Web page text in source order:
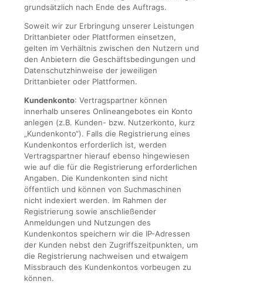
grundsätzlich nach Ende des Auftrags.
Soweit wir zur Erbringung unserer Leistungen
Drittanbieter oder Plattformen einsetzen,
gelten im Verhältnis zwischen den Nutzern und
den Anbietern die Geschäftsbedingungen und
Datenschutzhinweise der jeweiligen
Drittanbieter oder Plattformen.
Kundenkonto: Vertragspartner können
innerhalb unseres Onlineangebotes ein Konto
anlegen (z.B. Kunden- bzw. Nutzerkonto, kurz
„Kundenkonto“). Falls die Registrierung eines
Kundenkontos erforderlich ist, werden
Vertragspartner hierauf ebenso hingewiesen
wie auf die für die Registrierung erforderlichen
Angaben. Die Kundenkonten sind nicht
öffentlich und können von Suchmaschinen
nicht indexiert werden. Im Rahmen der
Registrierung sowie anschließender
Anmeldungen und Nutzungen des
Kundenkontos speichern wir die IP-Adressen
der Kunden nebst den Zugriffszeitpunkten, um
die Registrierung nachweisen und etwaigem
Missbrauch des Kundenkontos vorbeugen zu
können.